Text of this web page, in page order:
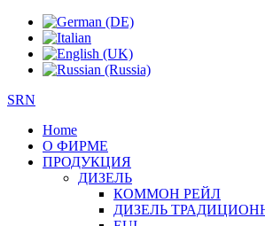
SRN
Home
О ФИРМЕ
ПРОДУКЦИЯ
ДИЗЕЛЬ
КОММОН РЕЙЛ
ДИЗЕЛЬ